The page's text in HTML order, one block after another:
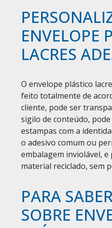
ENVELOPE
LACRES
O envelope plástico
feito totalmente de
cliente, pode ser
sigilo de conteúdo,
estampas com a
o adesivo comum ou
embalagem inviolável,
material reciclado, sem
PARA
SOBRE